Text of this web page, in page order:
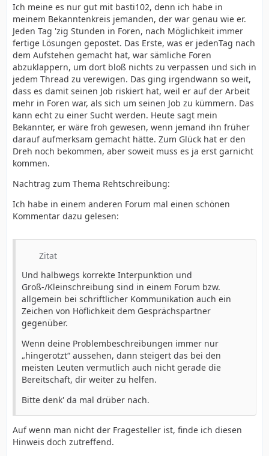
Ich meine es nur gut mit basti102, denn ich habe in
meinem Bekanntenkreis jemanden, der war genau wie er.
Jeden Tag 'zig Stunden in Foren, nach Möglichkeit immer
fertige Lösungen gepostet. Das Erste, was er jedenTag nach
dem Aufstehen gemacht hat, war sämliche Foren
abzuklappern, um dort bloß nichts zu verpassen und sich in
jedem Thread zu verewigen. Das ging irgendwann so weit,
dass es damit seinen Job riskiert hat, weil er auf der Arbeit
mehr in Foren war, als sich um seinen Job zu kümmern. Das
kann echt zu einer Sucht werden. Heute sagt mein
Bekannter, er wäre froh gewesen, wenn jemand ihn früher
darauf aufmerksam gemacht hätte. Zum Glück hat er den
Dreh noch bekommen, aber soweit muss es ja erst garnicht
kommen.
Nachtrag zum Thema Rehtschreibung:
Ich habe in einem anderen Forum mal einen schönen
Kommentar dazu gelesen:
Zitat
Und halbwegs korrekte Interpunktion und
Groß-/Kleinschreibung sind in einem Forum bzw.
allgemein bei schriftlicher Kommunikation auch ein
Zeichen von Höflichkeit dem Gesprächspartner
gegenüber.
Wenn deine Problembeschreibungen immer nur
„hingerotzt“ aussehen, dann steigert das bei den
meisten Leuten vermutlich auch nicht gerade die
Bereitschaft, dir weiter zu helfen.
Bitte denk' da mal drüber nach.
Auf wenn man nicht der Fragesteller ist, finde ich diesen
Hinweis doch zutreffend.